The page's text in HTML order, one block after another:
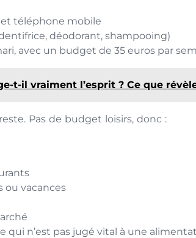
téléphone mobile
déodorant, shampooing)
avec un budget de 35 euros par
t-il vraiment l’esprit ? Ce que
Pas de budget loisirs, donc :
ou vacances
qui n’est pas jugé vital à une